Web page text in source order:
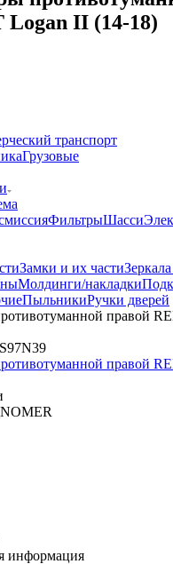
Logan II (14-18)
транспорт
Грузовые
ФильтрыШасси
Замки и их части
Молдинги/накладки
ПыльникиРучки дверей
правой
информация